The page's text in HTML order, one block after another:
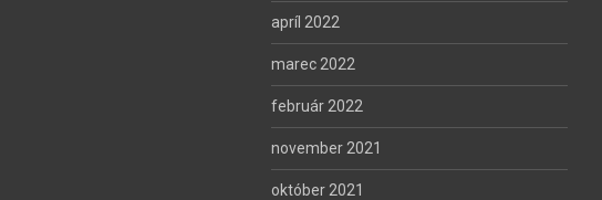
apríl 2022
marec 2022
február 2022
november 2021
október 2021